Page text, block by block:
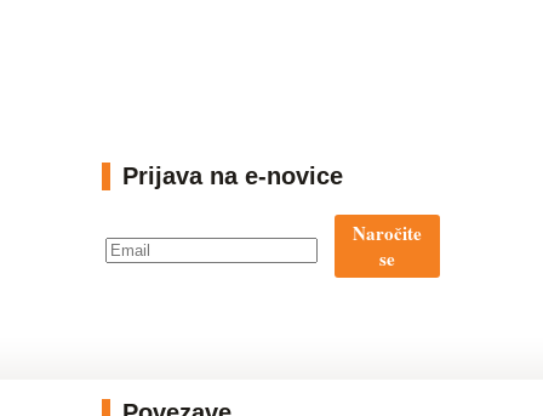
Prijava na e-novice
Naročite
se